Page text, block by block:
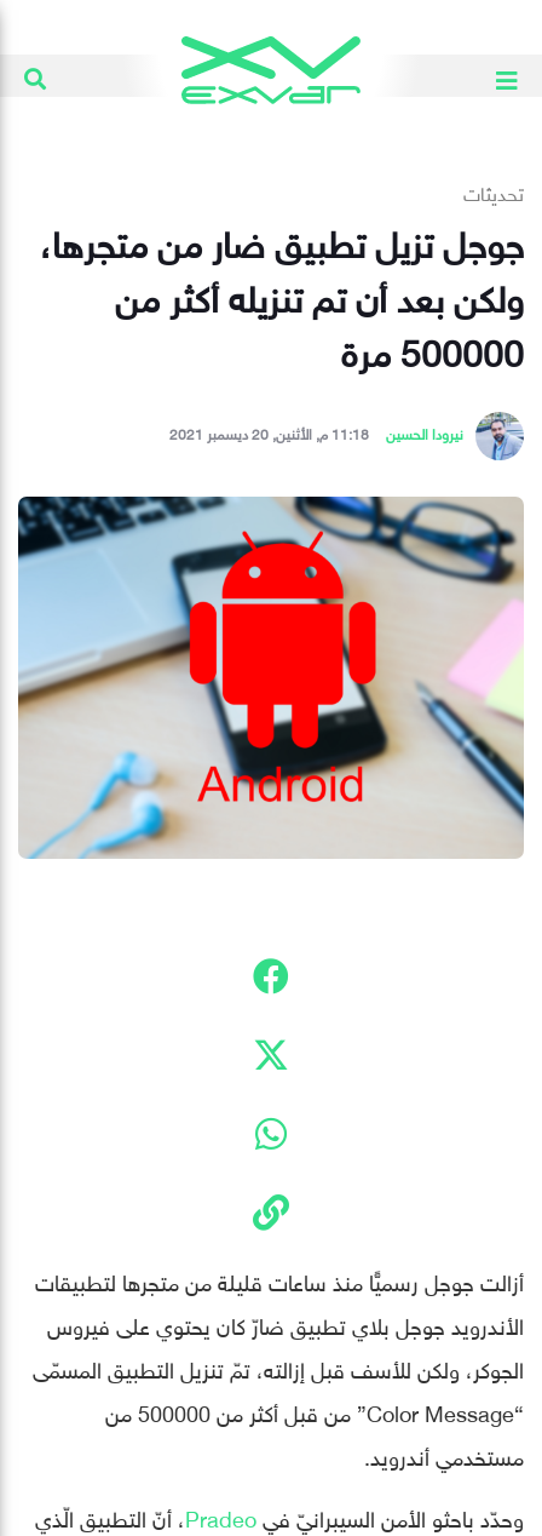
تحديثات
جوجل تزيل تطبيق ضار من متجرها،
ولكن بعد أن تم تنزيله أكثر من
500000 مرة
نيرودا الحسين 11:18 م, الأثنين, 20 ديسمبر 2021
أزالت جوجل رسميًّا منذ ساعات قليلة من متجرها لتطبيقات
الأندرويد جوجل بلاي تطبيق ضارّ كان يحتوي على فيروس
الجوكر، ولكن للأسف قبل إزالته، تمّ تنزيل التطبيق المسمّى
“Color Message” من قبل أكثر من 500000 من
مستخدمي أندرويد.
وحدّد باحثو الأمن السيبرانيّ فيPradeo، أنّ التطبيق الّذي